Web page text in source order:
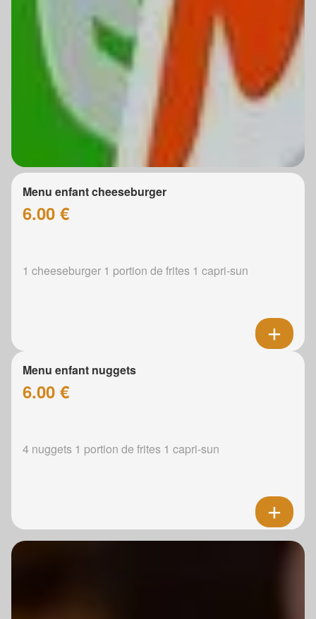
Menu enfant cheeseburger
6.00 €
1 cheeseburger 1 portion de frites 1 capri-sun
Menu enfant nuggets
6.00 €
4 nuggets 1 portion de frites 1 capri-sun